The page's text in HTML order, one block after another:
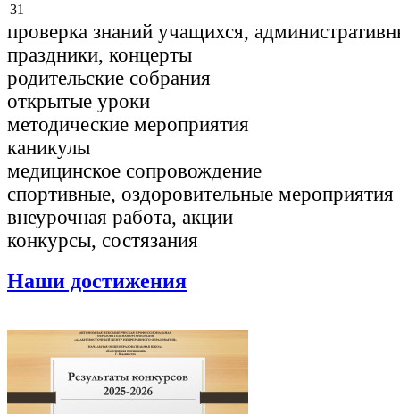
31
проверка знаний учащихся,
праздники, концерты
родительские собрания
открытые уроки
методические мероприятия
каникулы
медицинское сопровождение
спортивные, оздоровительные мероприятия
внеурочная работа, акции
конкурсы, состязания
Наши достижения